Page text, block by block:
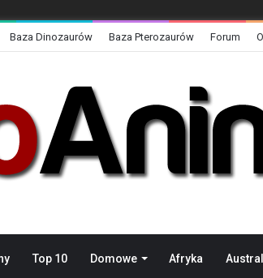
Baza Dinozaurów Baza Pterozaurów Forum
Top 10 Domowe Afryka